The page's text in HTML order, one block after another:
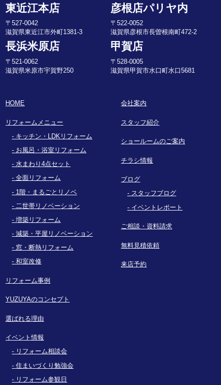
東近江本店
〒527-0042
滋賀県東近江市外町1381-3
彦根店パリヤ内
〒522-0052
滋賀県彦根市長曽根南町472-2
長浜米原店
〒521-0062
滋賀県米原市宇賀野250
甲賀店
〒528-0005
滋賀県甲賀市水口町水口5681
HOME
リフォームメニュー
キッチン・LDKリフォーム
お風呂・浴室リフォーム
水まわり4点セット
全面リフォーム
1階・まるごとリノベ
二世帯リノベーション
増築リフォーム
減築・平屋リノベーション
窓・断熱リフォーム
和室改修
リフォーム事例
YUZUYAのコンセプト
選ばれる理由
イベント情報
リフォーム相談会
住まいづくり勉強会
リフォーム参観日
会社案内
スタッフ紹介
ショールームのご案内
チラシ情報
ブログ
スタッフブログ
イベントレポート
ご相談・資料請求
無料見積依頼
来店予約